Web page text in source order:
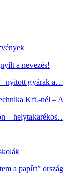
a nevezés!
nyitott gyárak a…
Kft.-nél –
–
a papírt”